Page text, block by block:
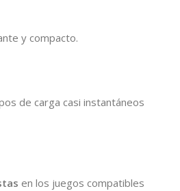
y compacto.
de carga casi instantáneos
en los juegos compatibles